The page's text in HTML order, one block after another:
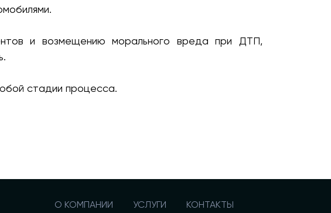
и возмещению морального вреда при ДТП,
стадии процесса.
О КОМПАНИИ УСЛУГИ КОНТАКТЫ